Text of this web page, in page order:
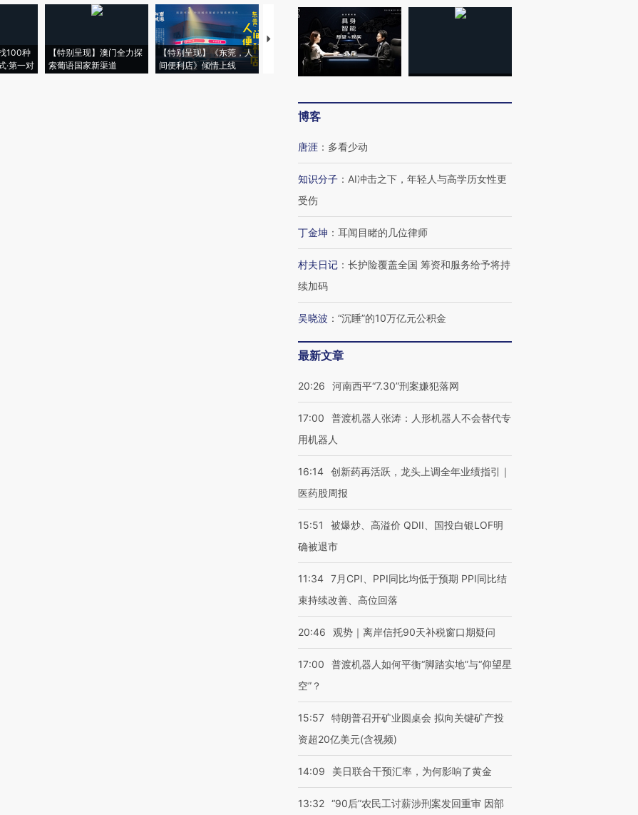
100种
·第一对
【特别呈现】澳门全力探
索葡语国家新渠道
【特别呈现】《东莞，人
间便利店》倾情上线
【推广】走进第四届链博
会，让数智科技“链”接产
【特别呈现】寻找100种
有意思的生活方式·第三对
博客
唐涯 ： 多看少动
知识分子 ： AI冲击之下，年轻人与高学历女性更
受伤
丁金坤 ： 耳闻目睹的几位律师
村夫日记 ： 长护险覆盖全国 筹资和服务给予将持
续加码
吴晓波 ： “沉睡”的10万亿元公积金
最新文章
20:26 河南西平“7.30”刑案嫌犯落网
17:00
普渡机器人张涛：人形机器人不会替代专
用机器人
16:14 创新药再活跃，龙头上调全年业绩指引｜
医药股周报
15:51
被爆炒、高溢价 QDII、国投白银LOF明
确被退市
11:34 7月CPI、PPI同比均低于预期 PPI同比结
束持续改善、高位回落
20:46 观势｜离岸信托90天补税窗口期疑问
17:00
普渡机器人如何平衡“脚踏实地”与“仰望星
空”？
15:57 特朗普召开矿业圆桌会 拟向关键矿产投
资超20亿美元(含视频)
14:09 美日联合干预汇率，为何影响了黄金
13:32 “90后”农民工讨薪涉刑案发回重审 因部